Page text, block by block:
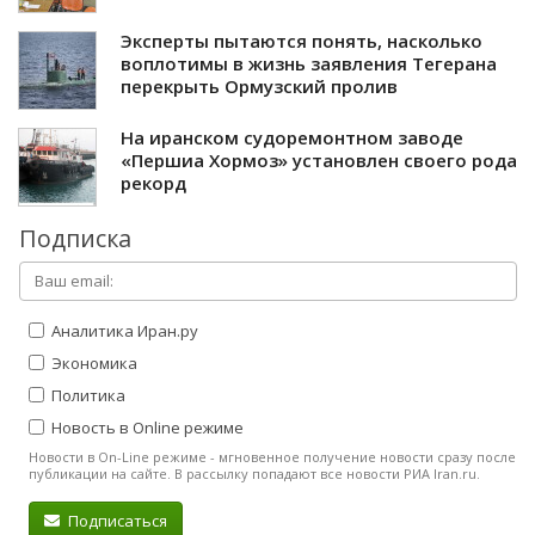
Эксперты пытаются понять, насколько
воплотимы в жизнь заявления Тегерана
перекрыть Ормузский пролив
На иранском судоремонтном заводе
«Першиа Хормоз» установлен своего рода
рекорд
Подписка
Аналитика Иран.ру
Экономика
Политика
Новость в Online режиме
Новости в On-Line режиме - мгновенное получение новости сразу после
публикации на сайте. В рассылку попадают все новости РИА Iran.ru.
Подписаться